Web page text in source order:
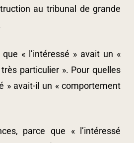
au tribunal de grande
« l’intéressé » avait un «
particulier ». Pour quelles
» avait-il un « comportement
parce que « l’intéressé